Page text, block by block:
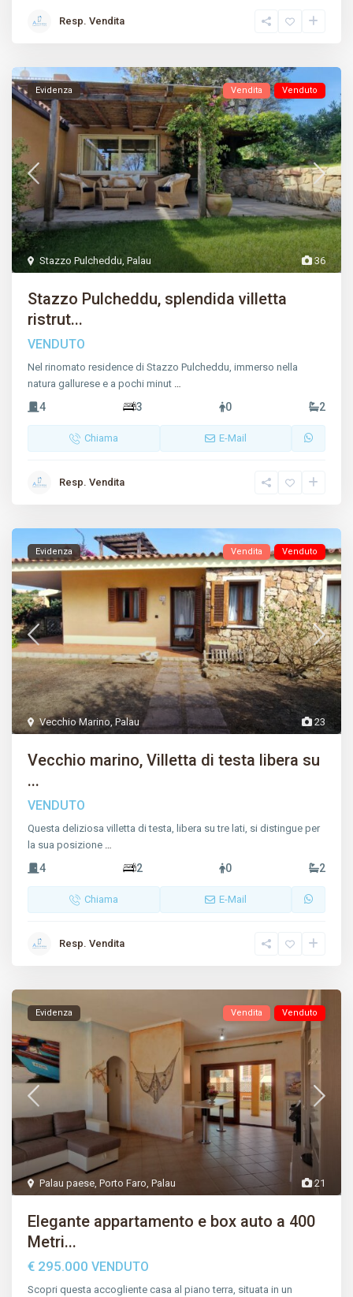
Resp. Vendita
36
Stazzo Pulcheddu,Palau
Evidenza Vendita Venduto
Stazzo Pulcheddu, splendida villetta
ristrut...
VENDUTO
Nel rinomato residence di Stazzo Pulcheddu, immerso nella
natura gallurese e a pochi minut …
4 3 0 2
Chiama E-Mail
Resp. Vendita
23
Vecchio Marino,Palau
Evidenza Vendita Venduto
Vecchio marino, Villetta di testa libera su
...
VENDUTO
Questa deliziosa villetta di testa, libera su tre lati, si distingue per
la sua posizione …
4 2 0 2
Chiama E-Mail
Resp. Vendita
21
Palau paese,Porto Faro,Palau
Evidenza Vendita Venduto
Elegante appartamento e box auto a 400
Metri...
€ 295.000VENDUTO
Scopri questa accogliente casa al piano terra, situata in un